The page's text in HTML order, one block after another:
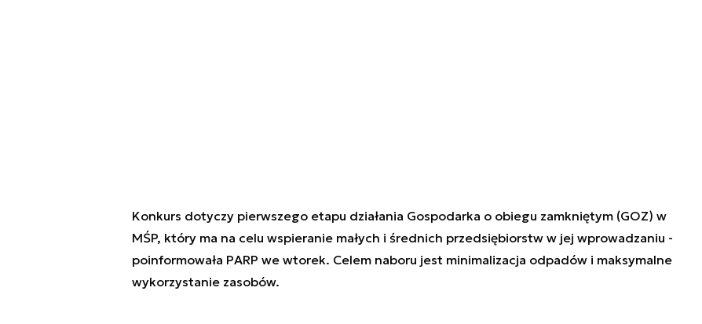
Konkurs dotyczy pierwszego etapu działania Gospodarka o obiegu zamkniętym (GOZ) w
MŚP, który ma na celu wspieranie małych i średnich przedsiębiorstw w jej wprowadzaniu -
poinformowała PARP we wtorek. Celem naboru jest minimalizacja odpadów i maksymalne
wykorzystanie zasobów.